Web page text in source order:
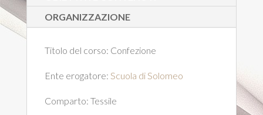
ORGANIZZAZIONE
Titolo del corso: Confezione
Ente erogatore: Scuola di Solomeo
Comparto: Tessile